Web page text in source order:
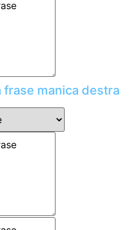
frase manica destra